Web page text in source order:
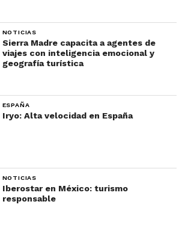
NOTICIAS
Sierra Madre capacita a agentes de
viajes con inteligencia emocional y
geografía turística
ESPAÑA
Iryo: Alta velocidad en España
NOTICIAS
Iberostar en México: turismo
responsable